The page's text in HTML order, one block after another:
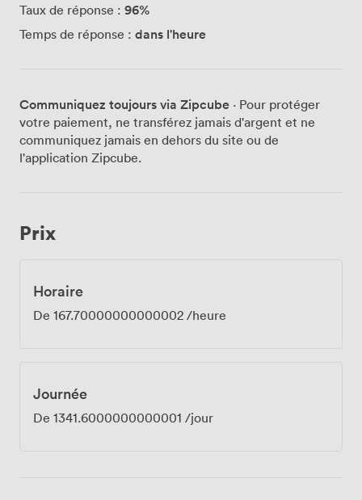
Taux de réponse : 96%
Temps de réponse : dans l'heure
Communiquez toujours via Zipcube · Pour protéger
votre paiement, ne transférez jamais d'argent et ne
communiquez jamais en dehors du site ou de
l'application Zipcube.
Prix
Horaire
De 167.70000000000002 /heure
Journée
De 1341.6000000000001 /jour